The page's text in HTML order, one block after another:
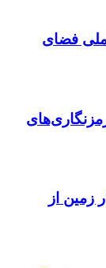
ملی فضای
زمین از